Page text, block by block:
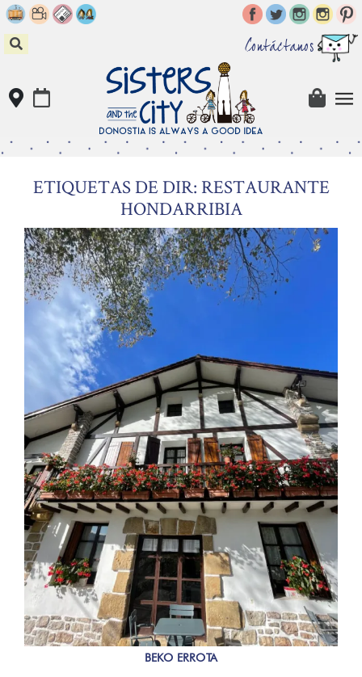
Skip
to
content
Contáctanos
ETIQUETAS DE DIR: RESTAURANTE
HONDARRIBIA
BEKO ERROTA